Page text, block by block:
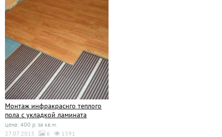
Монтаж инфракраснго теплого
пола с укладкой ламината
цена: 400 р. за кв.м.
27.07.2015
6 1591